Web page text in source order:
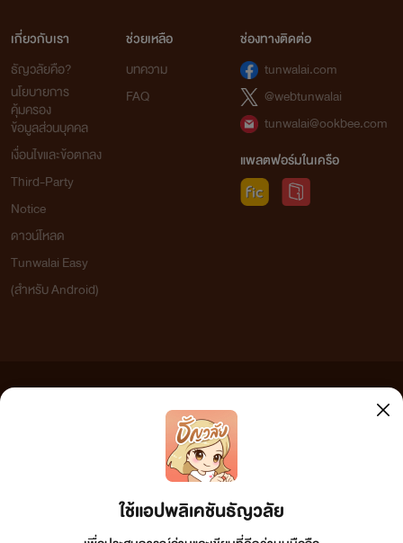
ใช้แอปพลิเคชันธัญวลัย
เกี่ยวกับเรา
ธัญวลัยคือ?
นโยบายการ
คุ้มครอง
ข้อมูลส่วนบุคคล
เงื่อนไขและข้อตกลง
Third-Party
Notice
ดาวน์โหลด
Tunwalai Easy
(สำหรับ Android)
ช่วยเหลือ
บทความ
FAQ
ช่องทางติดต่อ
tunwalai.com
@webtunwalai
tunwalai@ookbee.com
แพลตฟอร์มในเครือ
เว็บไซต์แห่งนี้ไม่ได้เห็นด้วยและไม่ขอรับผิดชอบต่อข้อความใดๆ ทั้งสิ้น ดังนั้นผู้อ่านทุกท่านโปรดใช้
วิจารณญาณในการกลั่นกรองด้วยตนเอง และหากท่านพบข้อความใดๆ ที่ขัดต่อกฎหมายและศีลธรรม
กรุณาแจ้งมาที่ tunwalai@ookbee.com เพื่อทีมงานจะได้ดำเนินการในทันที ทั้งนี้ ทางเว็บไซต์ขอสงวน
ลิขสิทธิ์ตามพระราชบัญญัติลิขสิทธิ์ (ฉบับเพิ่มเติม) พ.ศ.2558